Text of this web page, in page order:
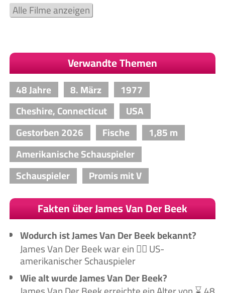
Alle Filme anzeigen
Verwandte Themen
48 Jahre 8. März
1977
Cheshire, Connecticut
USA
Gestorben 2026
Fische
1,85 m
Amerikanische Schauspieler
Schauspieler
Promis mit V
Fakten über James Van Der Beek
Wodurch ist James Van Der Beek bekannt?
James Van Der Beek war ein 🙋‍♂️ US-
amerikanischer Schauspieler
Wie alt wurde James Van Der Beek?